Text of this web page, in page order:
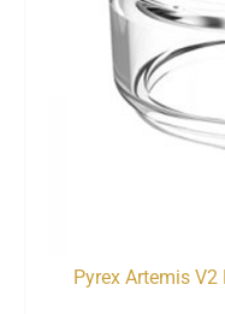
Pyrex Artemis